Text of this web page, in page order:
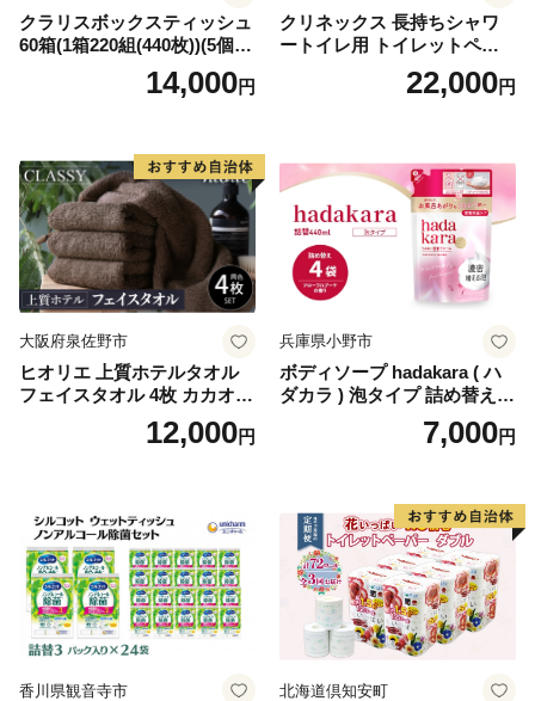
クラリスボックスティッシュ
60箱(1箱220組(440枚))(5個入
り×12セット)【1256759】
14,000円
クリネックス 長持ちシャワ
ートイレ用 トイレットペー
パー（ダブル）64ロール(8ロ
ール×8パック) 開成町 トイレ
蓄 防災 エコ 消耗品 生活雑貨
生活用品 無香料 トイレット
ペーパー ダブル といれっと
ぺーぱー トイレ クレシア ト
イレットペーパー [BDBH002
-1]
22,000円
大阪府泉佐野市
ヒオリエ 上質ホテルタオル
フェイスタオル 4枚 カカオ
【タオル 泉州タオル 吸水 普
段使い 無地 シンプル 日用品
12,000円
兵庫県小野市
ボディソープ hadakara ( ハ
ダカラ ) 泡タイプ 詰め替え 4
40ml×4袋 ボディーソープ 泡
ボディソープ 泡 日用品 消耗
泡石鹸 石鹸 兵庫 兵庫県 小野
7,000円
香川県観音寺市 北海道倶知安町